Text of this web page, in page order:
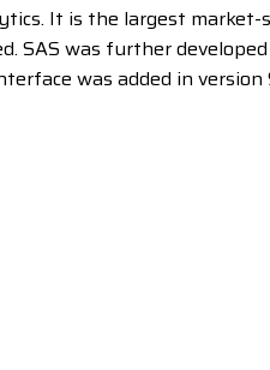
It is the largest market-
SAS was further
was added in version